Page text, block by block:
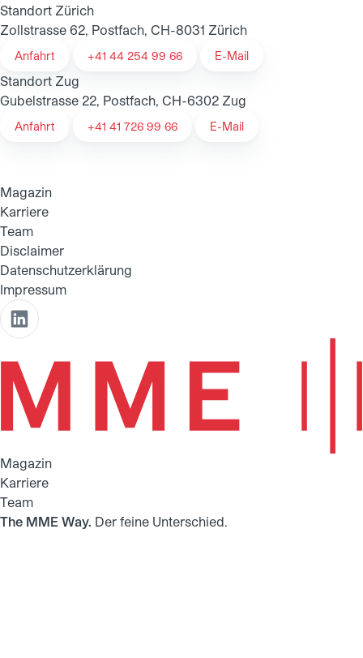
Standort Zürich
Zollstrasse 62, Postfach, CH-8031 Zürich
Anfahrt +41 44 254 99 66 E-Mail
Standort Zug
Gubelstrasse 22, Postfach, CH-6302 Zug
Anfahrt +41 41 726 99 66 E-Mail
Magazin
Karriere
Team
Disclaimer
Datenschutzerklärung
Impressum
Magazin
Karriere
Team
The MME Way. Der feine Unterschied.